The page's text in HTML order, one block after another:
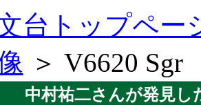
台トップペー
＞ V6620 Sgr
中村祐二さんが発見し